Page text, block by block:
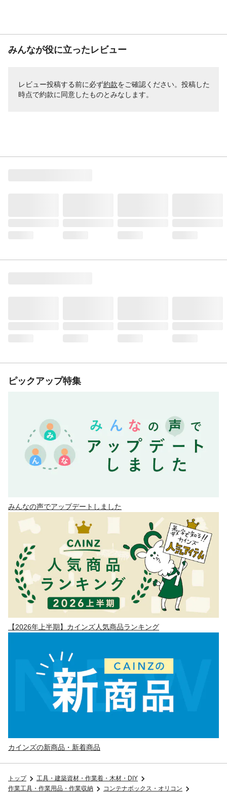
みんなが役に立ったレビュー
レビュー投稿する前に必ず約款をご確認ください。投稿した
時点で約款に同意したものとみなします。
ピックアップ特集
みんなの声でアップデートしました
【2026年上半期】カインズ人気商品ランキング
カインズの新商品・新着商品
トップ
工具・建築資材・作業着・木材・DIY
作業工具・作業用品・作業収納
コンテナボックス・オリコン